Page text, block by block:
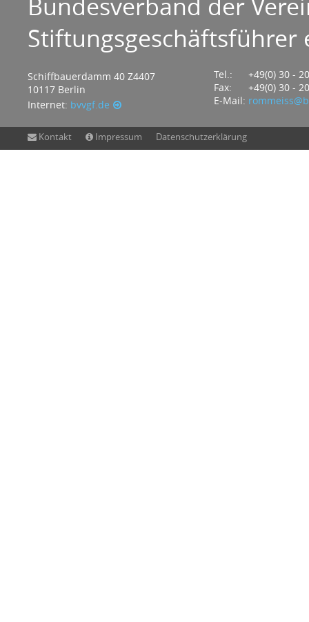
Stiftungsgeschäftsführer
Schiffbauerdamm 40 Z4407
10117 Berlin
Internet: bvvgf.de
Tel.:
+49(0) 30 -
Fax:
+49(0) 30 -
E-Mail:
Kontakt Impressum Datenschutzerklärung